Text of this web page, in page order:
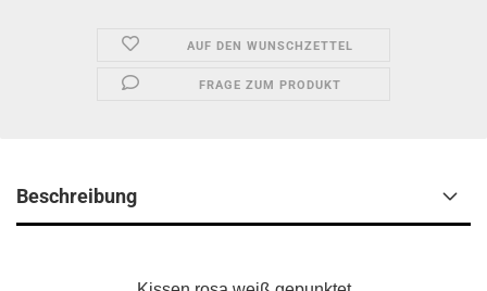
AUF DEN WUNSCHZETTEL
FRAGE ZUM PRODUKT
Beschreibung